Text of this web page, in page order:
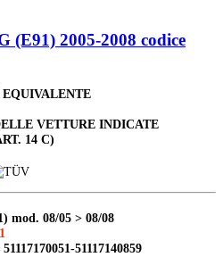
(E91) 2005-2008 codice
VETTURE INDICATE
14 C)
mod. 08/05 > 08/08
51117170051-51117140859